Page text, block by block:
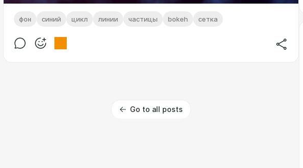
фон синий цикл линии частицы bokeh сетка
Go to all posts